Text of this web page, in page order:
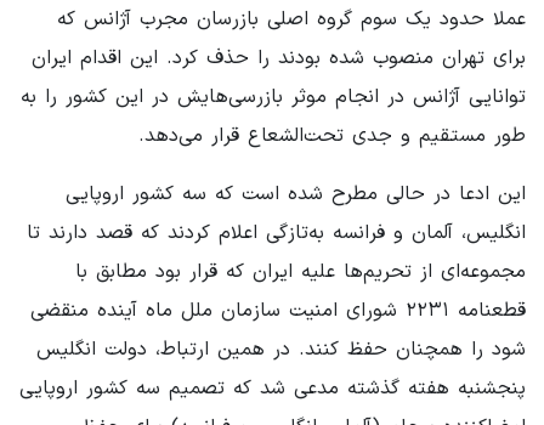
عملا حدود یک سوم گروه اصلی بازرسان مجرب آژانس که
برای تهران منصوب شده بودند را حذف کرد. این اقدام ایران
توانایی آژانس در انجام موثر بازرسی‌هایش در این کشور را به
طور مستقیم و جدی تحت‌الشعاع قرار می‌دهد.
این ادعا در حالی مطرح شده است که سه کشور اروپایی
انگلیس، آلمان و فرانسه به‌تازگی اعلام کردند که قصد دارند تا
مجموعه‌ای از تحریم‌ها علیه ایران که قرار بود مطابق با
قطعنامه ۲۲۳۱ شورای امنیت سازمان ملل ماه آینده منقضی
شود را همچنان حفظ کنند. در همین ارتباط، دولت انگلیس
پنجشنبه هفته گذشته مدعی شد که تصمیم سه کشور اروپایی